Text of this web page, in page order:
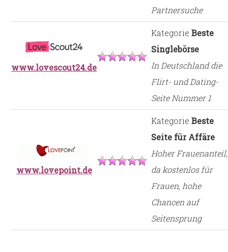
Partnersuche
www.lovescout24.de
KategorieBeste
Singlebörse
In Deutschland die
Flirt- und Dating-
Seite Nummer 1
www.lovepoint.de
KategorieBeste
Seite für Affäre
Hoher Frauenanteil,
da kostenlos für
Frauen, hohe
Chancen auf
Seitensprung